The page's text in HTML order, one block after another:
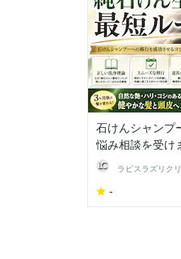
石けんシャンプ
悩み相談を受け
ラピスラズリク
-